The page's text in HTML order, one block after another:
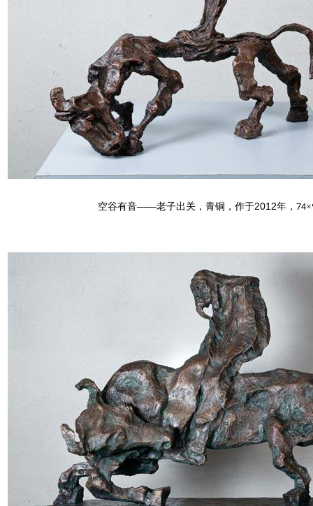
空谷有音——老子出关，青铜，作于2012年， 74×